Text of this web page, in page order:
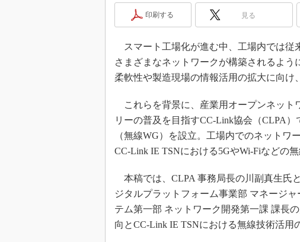
印刷する 見る
スマート工場化が進む中、工場内では従
さまざまなネットワークが構築されるよ
柔軟性や製造現場の情報活用の拡大に向け
これらを背景に、産業用オープンネット
リーの普及を目指すCC-Link協会（CLPA
（無線WG）を設立。工場内でのネットワ
CC-Link IE TSNにおける5GやWi-Fiなどの
本稿では、CLPA 事務局長の川副真生氏
ジタルプラットフォーム事業部 マネージ
テム第一部 ネットワーク開発第一課 課長
向とCC-Link IE TSNにおける無線技術活用